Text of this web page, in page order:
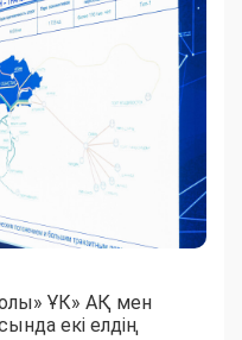
ҰК» АҚ мен
екі елдің